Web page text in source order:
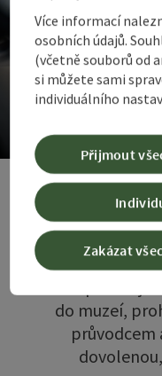
Ve 360°
dveře mezi
termálním
přenocují, je
do muzeí,
průvodcem
Více informací
osobních údajů.
(včetně souborů od
si můžete sami
individuálního
Zakázat
Přijmout